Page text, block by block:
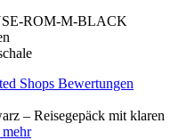
ROM-M-BLACK
Shops Bewertungen
– Reisegepäck mit klaren
mehr